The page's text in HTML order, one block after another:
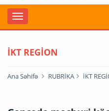
İKT REGİON
Ana Səhifə RUBRİKA İKT